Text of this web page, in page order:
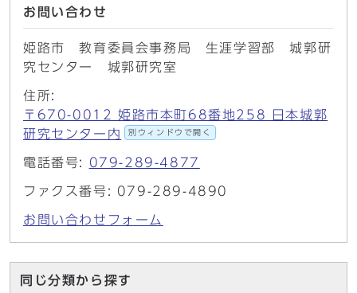
お問い合わせ
姫路市 教育委員会事務局 生涯学習部 城郭研
究センター 城郭研究室
住所:
〒670-0012 姫路市本町68番地258 日本城郭
研究センター内
別ウィンドウで開く
電話番号: 079-289-4877
ファクス番号: 079-289-4890
お問い合わせフォーム
同じ分類から探す